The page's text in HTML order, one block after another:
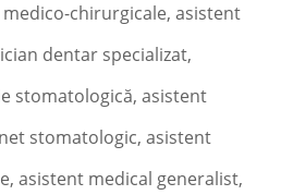
chirurgicale, asistent
dentar specializat,
stomatologică, asistent
stomatologic, asistent
asistent medical generalist,